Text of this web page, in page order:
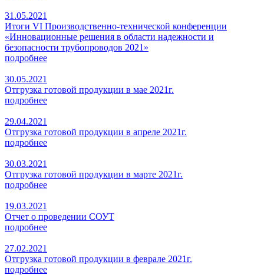
31.05.2021
Итоги VI Производственно-технической конференции
«Инновационные решения в области надежности и
безопасности трубопроводов 2021»
подробнее
30.05.2021
Отгрузка готовой продукции в мае 2021г.
подробнее
29.04.2021
Отгрузка готовой продукции в апреле 2021г.
подробнее
30.03.2021
Отгрузка готовой продукции в марте 2021г.
подробнее
19.03.2021
Отчет о проведении СОУТ
подробнее
27.02.2021
Отгрузка готовой продукции в феврале 2021г.
подробнее